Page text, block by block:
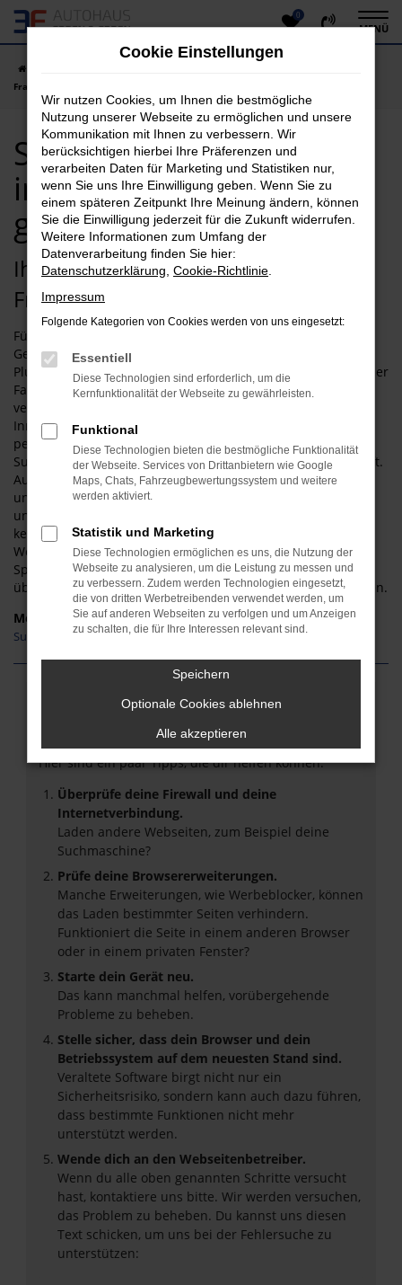
Zum
Hauptinhalt
0
MENÜ
Frankfurt am Main günstig kaufen
Suzuki Gebrauchtwagen
in Frankfurt am Main
günstig kaufen
Ihr Suzuki Gebrauchtwagen für
Frankfurt am Main wartet
Für Sparfüchse in Frankfurt am Main eignet sich ein Suzuki
Gebrauchtwagen, wie kaum ein anderes Fahrzeug. Der
Pluspunkt liegt in der enormen Qualität und Langlebigkeit der
Fahrzeuge, die oftmals auch noch über einen Allradantrieb
verfügen. Auf diese Weise sind Sie für Fahrten in der
Innenstadt von Frankfurt am Main sowie der Umgebung
perfekt gerüstet. Jeder Gebrauchtwagen aus dem Hause
Suzuki wird in unserer Meisterwerkstatt gründlich überprüft.
Auf Basis unserer langjährigen Erfahrung setzen wir auf
unseren guten Namen und unsere erstklassige Reputation
und stellen sicher, dass Ihr Suzuki für Frankfurt am Main
keinerlei sichtbare oder versteckte Mängel aufweist. Des
Weiteren beraten wir Sie fair und bieten Ihnen ein breites
Spektrum an unterschiedlichen Modellen: vom Kleinwagen
über die Kompaktklasse bis hin zum SUV oder Geländewagen.
Modelle
Suzuki Vitara Gebrauchtwagen Frankfurt am Main
Fehler: Network Error
Beim Laden ist ein Fehler aufgetreten.
Hier sind ein paar Tipps, die dir helfen können:
Überprüfe deine Firewall und deine
Internetverbindung.
Laden andere Webseiten, zum Beispiel deine
Suchmaschine?
Prüfe deine Browsererweiterungen.
Manche Erweiterungen, wie Werbeblocker, können
das Laden bestimmter Seiten verhindern.
Funktioniert die Seite in einem anderen Browser
oder in einem privaten Fenster?
Starte dein Gerät neu.
Das kann manchmal helfen, vorübergehende
Probleme zu beheben.
Stelle sicher, dass dein Browser und dein
Betriebssystem auf dem neuesten Stand sind.
Veraltete Software birgt nicht nur ein
Sicherheitsrisiko, sondern kann auch dazu führen,
dass bestimmte Funktionen nicht mehr
unterstützt werden.
Wende dich an den Webseitenbetreiber.
Wenn du alle oben genannten Schritte versucht
hast, kontaktiere uns bitte. Wir werden versuchen,
das Problem zu beheben. Du kannst uns diesen
Text schicken, um uns bei der Fehlersuche zu
unterstützen:
Cookie Einstellungen
Wir nutzen Cookies, um Ihnen die bestmögliche
Nutzung unserer Webseite zu ermöglichen und unsere
Kommunikation mit Ihnen zu verbessern. Wir
berücksichtigen hierbei Ihre Präferenzen und
verarbeiten Daten für Marketing und Statistiken nur,
wenn Sie uns Ihre Einwilligung geben. Wenn Sie zu
einem späteren Zeitpunkt Ihre Meinung ändern, können
Sie die Einwilligung jederzeit für die Zukunft widerrufen.
Weitere Informationen zum Umfang der
Datenverarbeitung finden Sie hier:
Datenschutzerklärung Cookie-Richtlinie
Impressum
Folgende Kategorien von Cookies werden von uns eingesetzt:
Essentiell
Diese Technologien sind erforderlich, um die
Kernfunktionalität der Webseite zu gewährleisten.
Funktional
Diese Technologien bieten die bestmögliche Funktionalität
der Webseite. Services von Drittanbietern wie Google
Maps, Chats, Fahrzeugbewertungssystem und weitere
werden aktiviert.
Statistik und Marketing
Diese Technologien ermöglichen es uns, die Nutzung der
Webseite zu analysieren, um die Leistung zu messen und
zu verbessern. Zudem werden Technologien eingesetzt,
die von dritten Werbetreibenden verwendet werden, um
Sie auf anderen Webseiten zu verfolgen und um Anzeigen
zu schalten, die für Ihre Interessen relevant sind.
Speichern
Optionale Cookies ablehnen
Alle akzeptieren